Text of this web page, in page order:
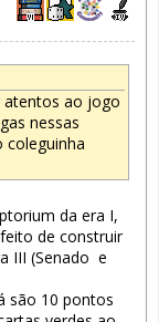
atentos ao jogo
nessas
coleguinha
da era I,
de construir
III (Senado e
são 10 pontos